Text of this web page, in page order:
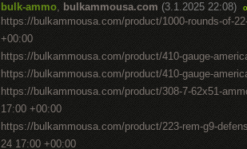
bulk-ammo, bulkammousa.com (3.1.2025 22:08)
https://bulkammousa.com/product/1000-rounds-of-
+00:00
https://bulkammousa.com/product/410-gauge-
https://bulkammousa.com/product/410-gauge-
https://bulkammousa.com/product/308-7-62x51-
17:00 +00:00
https://bulkammousa.com/product/223-rem-g9-
24 17:00 +00:00